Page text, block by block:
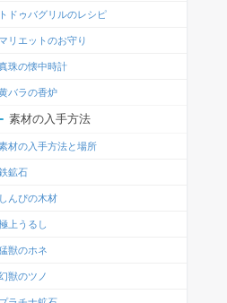
トドゥバグリルのレシピ
マリエットのお守り
珠の懐中時計
バラの香炉
素材の入手方法
材の入手方法と場所
鉱石
しんぴの木材
上うるし
獣のホネ
獣のツノ